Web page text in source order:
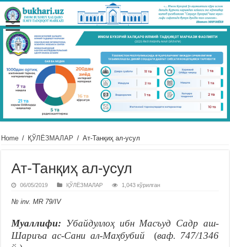
Home / ҚЎЛЁЗМАЛАР / Ат-Танқиҳ ал-усул
Ат-Танқиҳ ал-усул
06/05/2019 ҚЎЛЁЗМАЛАР 1,043 кўрилган
№ inv. MR 79/IV
Муаллифи: Убайдуллоҳ ибн Масъуд Садр аш-
Шариъа ас-Сани ал-Маҳбубий (ваф. 747/1346